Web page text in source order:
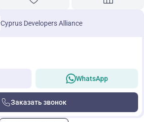
Cyprus Developers Alliance
WhatsApp
Заказать звонок